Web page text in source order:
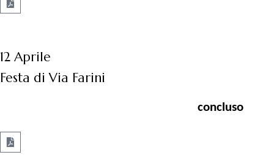
12 Aprile
Festa di Via Farini
concluso